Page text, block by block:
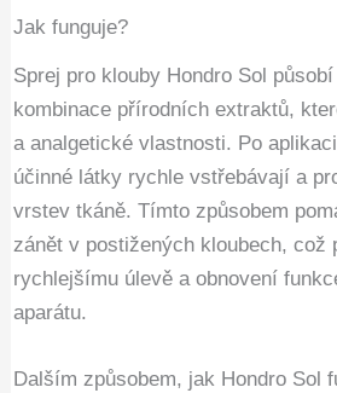
Jak funguje?
Sprej pro klouby Hondro Sol
kombinace přírodních extraktů,
a analgetické vlastnosti. Po
účinné látky rychle vstřebávají a
vrstev tkáně. Tímto způsobem
zánět v postižených kloubech, což
rychlejšímu úlevě a obnovení
aparátu.
Dalším způsobem, jak Hondro Sol